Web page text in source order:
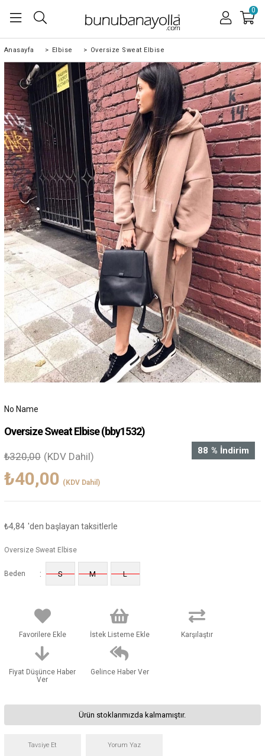
0
Anasayfa > Elbise > Oversize Sweat Elbise
No Name
Oversize Sweat Elbise(bby1532)
%
88 İndirim
₺320,00 (KDV Dahil)
₺40,00 (KDV Dahil)
₺4,84 'den başlayan taksitlerle
Oversize Sweat Elbise
Beden : S M L
Favorilere Ekle İstek Listeme Ekle Karşılaştır
Fiyat Düşünce Haber
Ver
Gelince Haber Ver
Ürün stoklarımızda kalmamıştır.
Tavsiye Et Yorum Yaz